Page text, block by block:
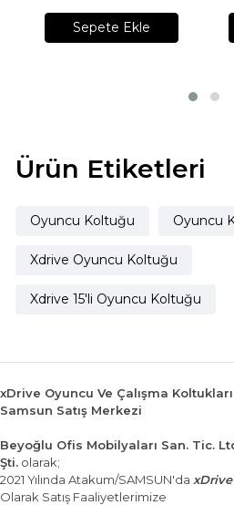
Sepete Ekle
Ürün Etiketleri
Oyuncu Koltuğu Oyuncu
Xdrive Oyuncu Koltuğu
Xdrive 15'li Oyuncu Koltuğu
xDrive Oyuncu Ve Çalışma Koltukları
Samsun Satış Merkezi
Beyoğlu Ofis Mobilyaları San. Tic.
Şti. olarak;
2021 Yılında Atakum/SAMSUN'da xDrive
Olarak Satış Faaliyetlerimize